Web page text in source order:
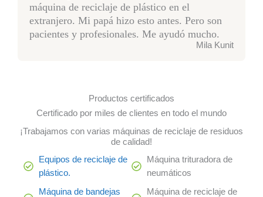
н
к
а
máquina de reciclaje de plástico en el
extranjero. Mi papá hizo esto antes. Pero son
pacientes y profesionales. Me ayudó mucho. ​
Mila Kunit
Productos certificados
Certificado por miles de clientes en todo el mundo
¡Trabajamos con varias máquinas de reciclaje de residuos
de calidad!
Equipos de reciclaje de
plástico.
Máquina de bandejas
Máquina trituradora de
neumáticos
Máquina de reciclaje de